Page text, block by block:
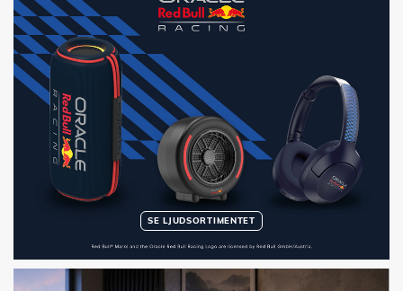
SE LJUDSORTIMENTET